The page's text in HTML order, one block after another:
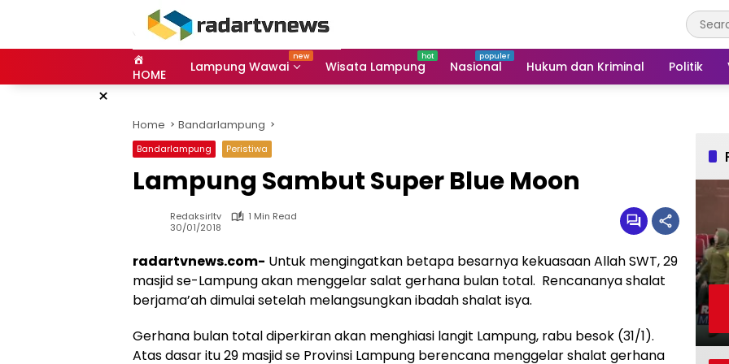
HOME Lampung Wawai Wisata Lampung Nasional Hukum dan Kriminal Politik
×
Home Bandarlampung
Bandarlampung Peristiwa
Lampung Sambut Super Blue Moon
Redaksirltv
1 Min Read
30/01/2018
radartvnews.com- Untuk mengingatkan betapa besarnya kekuasaan Allah SWT, 29
masjid se-Lampung akan menggelar salat gerhana bulan total. Rencananya shalat
berjama’ah dimulai setelah melangsungkan ibadah shalat isya.
Gerhana bulan total diperkiran akan menghiasi langit Lampung, rabu besok (31/1).
Atas dasar itu 29 masjid se Provinsi Lampung berencana menggelar shalat gerhana